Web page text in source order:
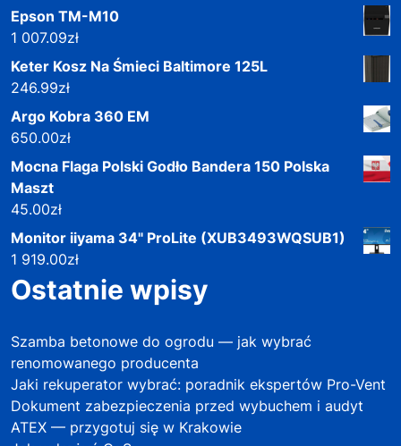
Epson TM-M10
1 007.09zł
Keter Kosz Na Śmieci Baltimore 125L
246.99zł
Argo Kobra 360 EM
650.00zł
Mocna Flaga Polski Godło Bandera 150 Polska
Maszt
45.00zł
Monitor iiyama 34" ProLite (XUB3493WQSUB1)
1 919.00zł
Ostatnie wpisy
Szamba betonowe do ogrodu — jak wybrać
renomowanego producenta
Jaki rekuperator wybrać: poradnik ekspertów Pro-Vent
Dokument zabezpieczenia przed wybuchem i audyt
ATEX — przygotuj się w Krakowie